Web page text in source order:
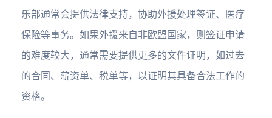
乐部通常会提供法律支持，协助外援处理签证、医疗
保险等事务。如果外援来自非欧盟国家，则签证申请
的难度较大，通常需要提供更多的文件证明，如过去
的合同、薪资单、税单等，以证明其具备合法工作的
资格。